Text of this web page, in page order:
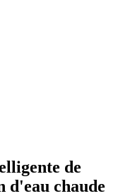
de
d'eau chaude